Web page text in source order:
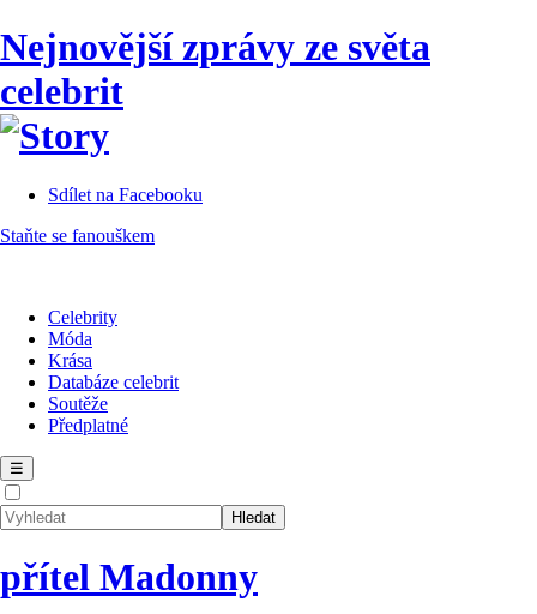
Nejnovější zprávy ze světa
celebrit
Sdílet na Facebooku
Staňte se fanouškem
Celebrity
Móda
Krása
Databáze celebrit
Soutěže
Předplatné
☰
přítel Madonny